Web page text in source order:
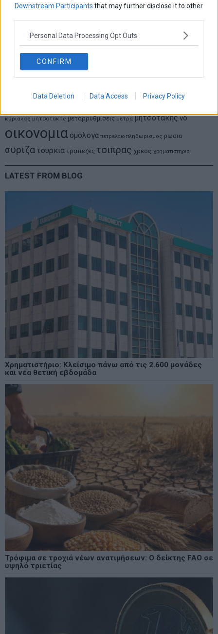
Downstream Participants that may further disclose it to other
Personal Data Processing Opt Outs
CONFIRM
Data Deletion Data Access Privacy Policy
marketnews
Χρηματιστηριο Αθηνων
διαπραγματευση δντεκλογες εκτ ελλαδα εμπορευματα
επικαιροτητα επιχειρησεις ευρω ευρωζωνη ευρωπαικα
κυριακος μητσοτακης μεταρρυθμισεις μετρα μητσοτακηςνδ
οικονομια ομολογα πετρελαιο πληθωρισμος ρωσια
συριζα τουρκια τραπεζες τσιπρας χρεος χρηματιστηριο
LATEST FROM BLOG
Χρηματιστήριο: Κλείσιμο πάνω από τις 2.600 μονάδες
και νέα θετική εβδομάδα
Τρόφιμα σε τροχιά νέων ανατιμήσεων: Ο δείκτης FAO σε
υψηλό τριετίας